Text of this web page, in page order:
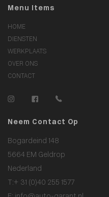
Menu Items
HOME
DIENSTEN
WERKPLAATS
OVER ONS
CONTACT
Neem Contact Op
Bogardeind 148
5664 EM Geldrop
Nederland
T:+ 31 (0)40 255 1577